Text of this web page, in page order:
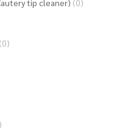
tip cleaner) (0)
(0)